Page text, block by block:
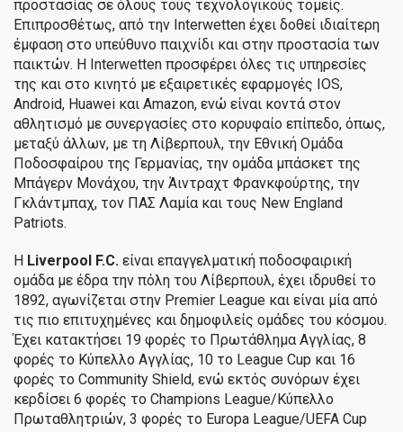
προστασίας σε όλους τους τεχνολογικούς τομείς.
Επιπροσθέτως, από την Interwetten έχει δοθεί ιδιαίτερη
έμφαση στο υπεύθυνο παιχνίδι και στην προστασία των
παικτών. Η Interwetten προσφέρει όλες τις υπηρεσίες
της και στο κινητό με εξαιρετικές εφαρμογές IOS,
Android, Huawei και Amazon, ενώ είναι κοντά στον
αθλητισμό με συνεργασίες στο κορυφαίο επίπεδο, όπως,
μεταξύ άλλων, με τη Λίβερπουλ, την Εθνική Ομάδα
Ποδοσφαίρου της Γερμανίας, την ομάδα μπάσκετ της
Μπάγερν Μονάχου, την Άιντραχτ Φρανκφούρτης, την
Γκλάντμπαχ, τον ΠΑΣ Λαμία και τους New England
Patriots.
Η Liverpool F.C. είναι επαγγελματική ποδοσφαιρική
ομάδα με έδρα την πόλη του Λίβερπουλ, έχει ιδρυθεί το
1892, αγωνίζεται στην Premier League και είναι μία από
τις πιο επιτυχημένες και δημοφιλείς ομάδες του κόσμου.
Έχει κατακτήσει 19 φορές το Πρωτάθλημα Αγγλίας, 8
φορές το Κύπελλο Αγγλίας, 10 το League Cup και 16
φορές το Community Shield, ενώ εκτός συνόρων έχει
κερδίσει 6 φορές το Champions League/Κύπελλο
Πρωταθλητριών, 3 φορές το Europa League/UEFA Cup